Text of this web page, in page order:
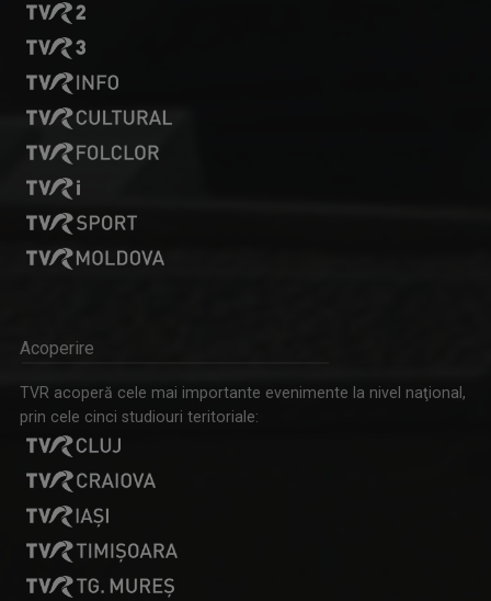
Acoperire
TVR acoperă cele mai importante evenimente la nivel naţional,
prin cele cinci studiouri teritoriale: